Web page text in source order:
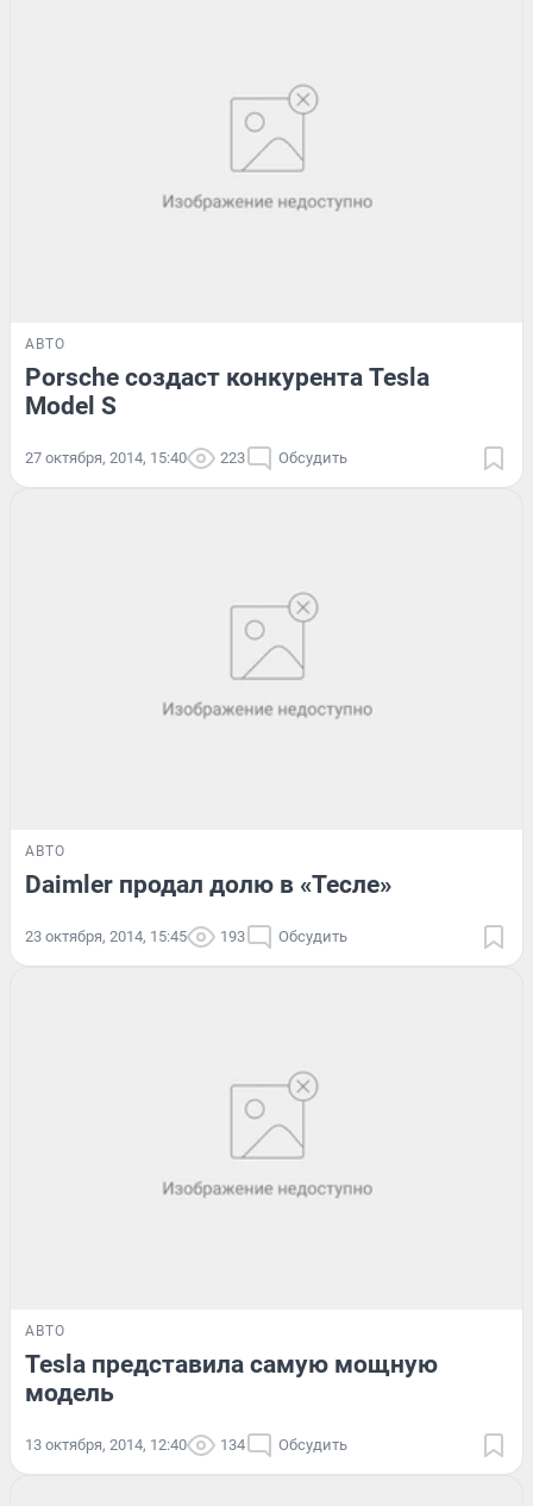
АВТО
Porsche создаст конкурента Tesla
Model S
27 октября, 2014, 15:40 223 Обсудить
АВТО
Daimler продал долю в «Тесле»
23 октября, 2014, 15:45 193 Обсудить
АВТО
Tesla представила самую мощную
модель
13 октября, 2014, 12:40 134 Обсудить